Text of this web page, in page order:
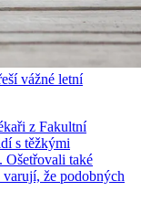
vážné letní
z Fakultní
s těžkými
Ošetřovali také
že podobných